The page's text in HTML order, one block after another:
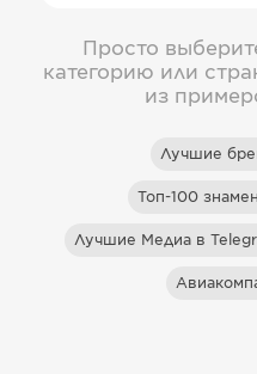
Просто
категорию или
из
Лучшие
Топ-100
Лучшие Медиа в